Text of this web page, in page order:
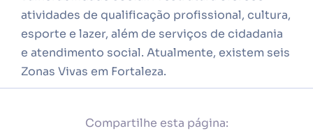
atividades de qualificação profissional, cultura,
esporte e lazer, além de serviços de cidadania
e atendimento social. Atualmente, existem seis
Zonas Vivas em Fortaleza.
Compartilhe esta página: